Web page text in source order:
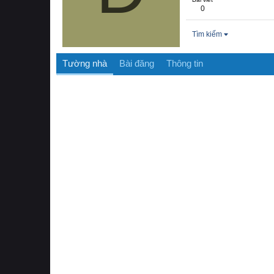
0
Tìm kiếm
Tường nhà Bài đăng Thông tin